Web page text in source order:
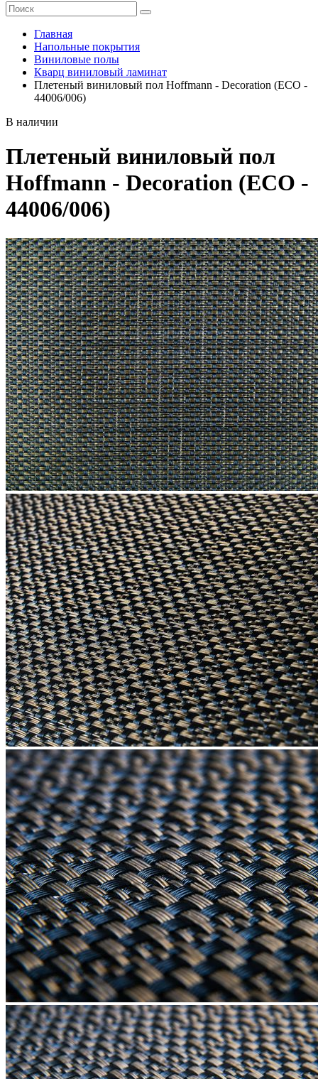
Главная
Напольные покрытия
Виниловые полы
Кварц виниловый ламинат
Плетеный виниловый пол Hoffmann - Decoration (ECO -
44006/006)
В наличии
Плетеный виниловый пол
Hoffmann - Decoration (ECO -
44006/006)